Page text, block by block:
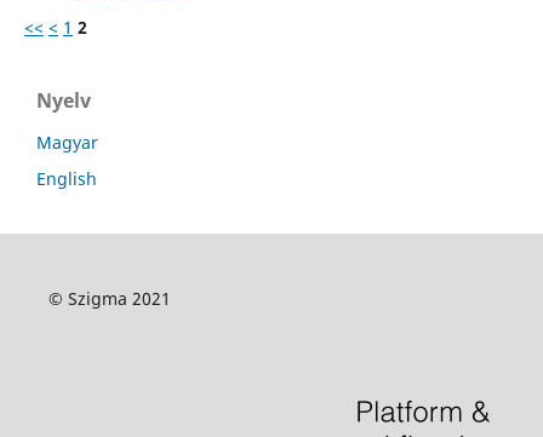
<< < 1 2
Nyelv
Magyar
English
© Szigma 2021